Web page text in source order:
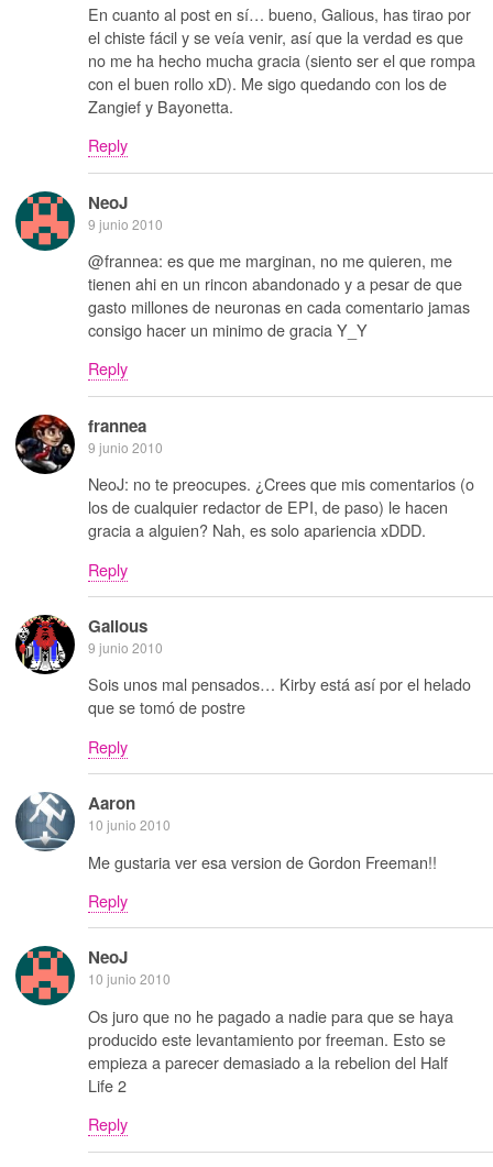
En cuanto al post en sí… bueno, Galious, has tirao por
el chiste fácil y se veía venir, así que la verdad es que
no me ha hecho mucha gracia (siento ser el que rompa
con el buen rollo xD). Me sigo quedando con los de
Zangief y Bayonetta.
Reply
NeoJ
9 junio 2010
@frannea: es que me marginan, no me quieren, me
tienen ahi en un rincon abandonado y a pesar de que
gasto millones de neuronas en cada comentario jamas
consigo hacer un minimo de gracia Y_Y
Reply
frannea
9 junio 2010
NeoJ: no te preocupes. ¿Crees que mis comentarios (o
los de cualquier redactor de EPI, de paso) le hacen
gracia a alguien? Nah, es solo apariencia xDDD.
Reply
Galious
9 junio 2010
Sois unos mal pensados… Kirby está así por el helado
que se tomó de postre
Reply
Aaron
10 junio 2010
Me gustaria ver esa version de Gordon Freeman!!
Reply
NeoJ
10 junio 2010
Os juro que no he pagado a nadie para que se haya
producido este levantamiento por freeman. Esto se
empieza a parecer demasiado a la rebelion del Half
Life 2
Reply